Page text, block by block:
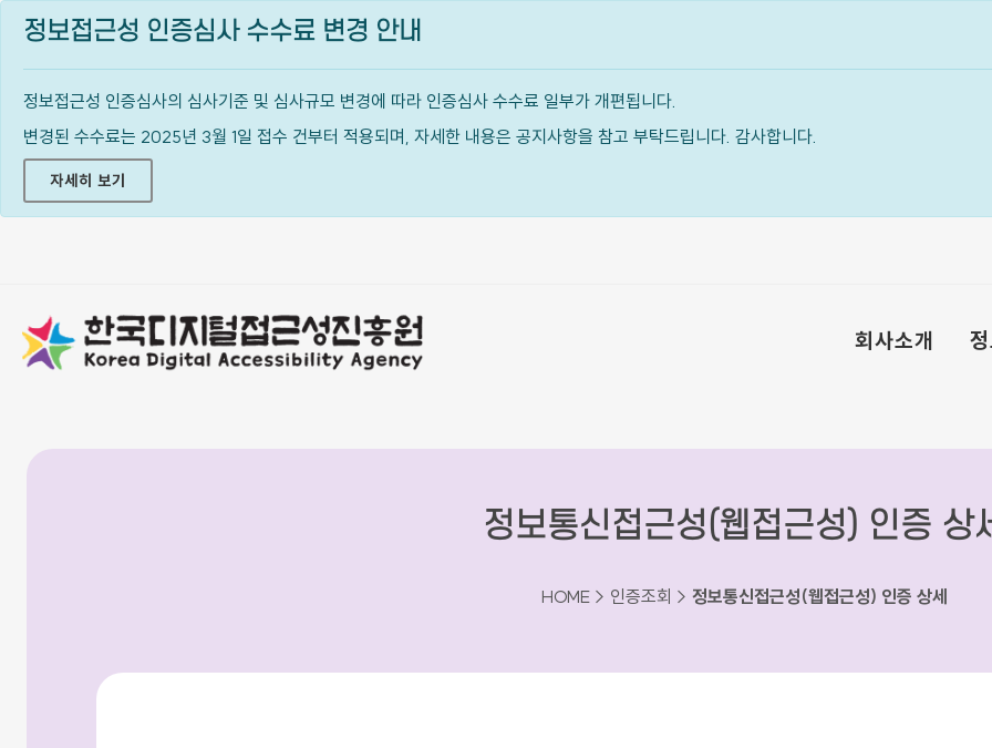
정보접근성 인증심사 수수료 변경 안내
정보접근성 인증심사의 심사기준 및 심사규모 변경에 따라 인증심사 수수료 일부가 개편됩니다.
변경된 수수료는 2025년 3월 1일 접수 건부터 적용되며, 자세한 내용은 공지사항을 참고 부탁드립니다. 감사합니다.
자세히 보기
회사소개
정보통신접근성(웹접근성) 인증 상
HOME > 인증조회 > 정보통신접근성(웹접근성) 인증 상세